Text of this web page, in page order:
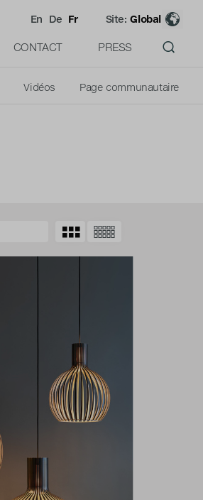
CONTACT PRESS
En De Fr Site:Global
Vidéos Page communautaire